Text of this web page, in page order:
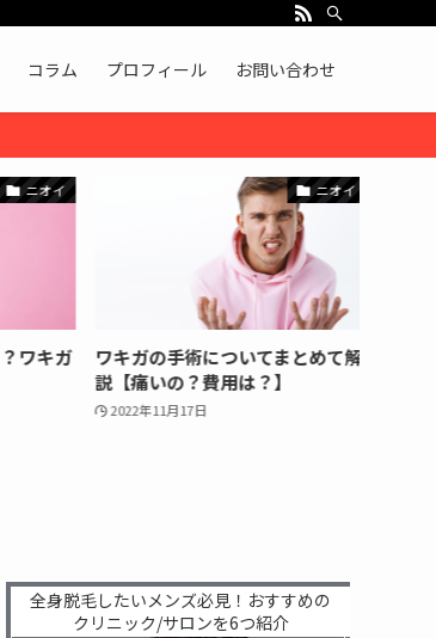
コラム プロフィール お問い合わせ
ニオイ
ワキガ
ニオイ
ワキガの手術についてまとめて解
説【痛いの？費用は？】
2022年11月17日
全身脱毛したいメンズ必見！おすすめの
クリニック/サロンを6つ紹介